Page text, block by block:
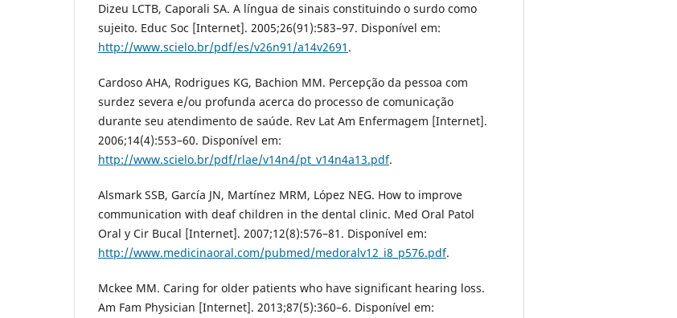
Dizeu LCTB, Caporali SA. A língua de sinais constituindo o surdo como
sujeito. Educ Soc [Internet]. 2005;26(91):583–97. Disponível em:
http://www.scielo.br/pdf/es/v26n91/a14v2691 .
Cardoso AHA, Rodrigues KG, Bachion MM. Percepção da pessoa com
surdez severa e/ou profunda acerca do processo de comunicação
durante seu atendimento de saúde. Rev Lat Am Enfermagem [Internet].
2006;14(4):553–60. Disponível em:
http://www.scielo.br/pdf/rlae/v14n4/pt_v14n4a13.pdf.
Alsmark SSB, García JN, Martínez MRM, López NEG. How to improve
communication with deaf children in the dental clinic. Med Oral Patol
Oral y Cir Bucal [Internet]. 2007;12(8):576–81. Disponível em:
http://www.medicinaoral.com/pubmed/medoralv12_i8_p576.pdf.
Mckee MM. Caring for older patients who have significant hearing loss.
Am Fam Physician [Internet]. 2013;87(5):360–6. Disponível em: